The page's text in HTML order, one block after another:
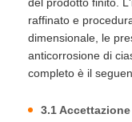
del prodotto finito.
raffinato e
dimensionale, le
anticorrosione di
completo è il
3.1